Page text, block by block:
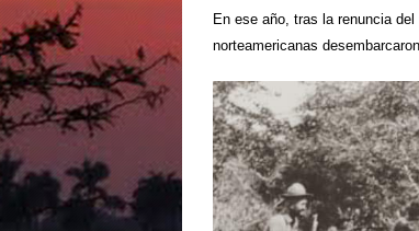
En ese año, tras la renuncia
norteamericanas